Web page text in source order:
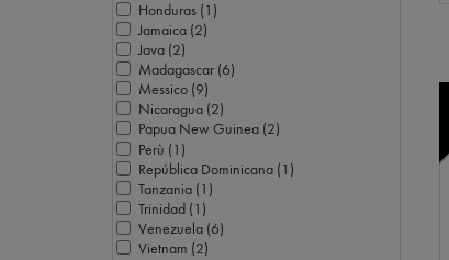
Honduras (1 )
Jamaica (2)
Java (2)
Madagascar (6)
Messico (9)
Nicaragua (2)
Papua New Guinea (2)
Perù (1 )
República Dominicana (1 )
Tanzania (1 )
Trinidad (1 )
Venezuela (6)
Vietnam (2)